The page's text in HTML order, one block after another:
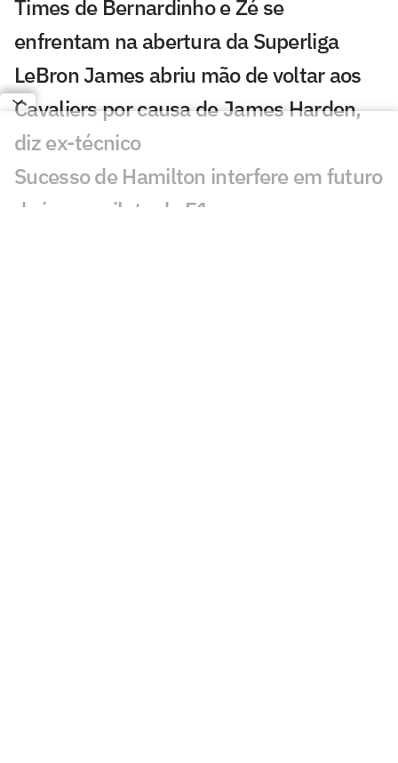
Times de Bernardinho e Zé se
enfrentam na abertura da Superliga
LeBron James abriu mão de voltar aos
Cavaliers por causa de James Harden,
diz ex-técnico
Sucesso de Hamilton interfere em futuro
de jovem piloto da F1